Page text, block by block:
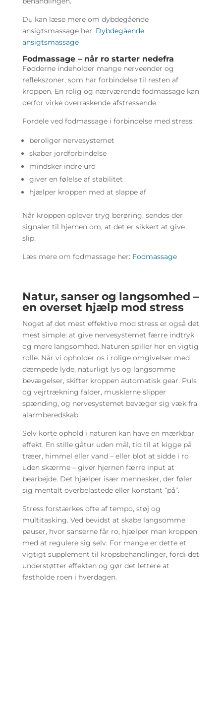
Du kan læse mere om dybdegående
ansigtsmassage her: Dybdegående
ansigtsmassage
Fodmassage – når ro starter nedefra
Fødderne indeholder mange nerveender og
reflekszoner, som har forbindelse til resten af
kroppen. En rolig og nærværende fodmassage kan
derfor virke overraskende afstressende.
Fordele ved fodmassage i forbindelse med stress:
beroliger nervesystemet
skaber jordforbindelse
mindsker indre uro
giver en følelse af stabilitet
hjælper kroppen med at slappe af
Når kroppen oplever tryg berøring, sendes der
signaler til hjernen om, at det er sikkert at give
slip.
Læs mere om fodmassage her: Fodmassage
Natur, sanser og langsomhed –
en overset hjælp mod stress
Noget af det mest effektive mod stress er også det
mest simple: at give nervesystemet færre indtryk
og mere langsomhed. Naturen spiller her en vigtig
rolle. Når vi opholder os i rolige omgivelser med
dæmpede lyde, naturligt lys og langsomme
bevægelser, skifter kroppen automatisk gear. Puls
og vejrtrækning falder, musklerne slipper
spænding, og nervesystemet bevæger sig væk fra
alarmberedskab.
Selv korte ophold i naturen kan have en mærkbar
effekt. En stille gåtur uden mål, tid til at kigge på
træer, himmel eller vand – eller blot at sidde i ro
uden skærme – giver hjernen færre input at
bearbejde. Det hjælper især mennesker, der føler
sig mentalt overbelastede eller konstant “på”.
Stress forstærkes ofte af tempo, støj og
multitasking. Ved bevidst at skabe langsomme
pauser, hvor sanserne får ro, hjælper man kroppen
med at regulere sig selv. For mange er dette et
vigtigt supplement til kropsbehandlinger, fordi det
understøtter effekten og gør det lettere at
fastholde roen i hverdagen.